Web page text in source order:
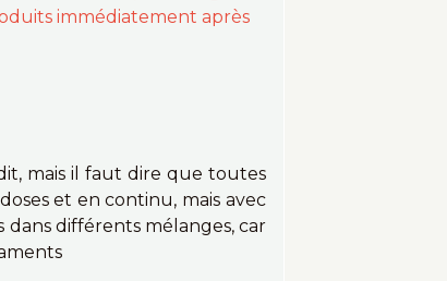
immédiatement après
mais il faut dire que toutes
et en continu, mais avec
dans différents mélanges, car